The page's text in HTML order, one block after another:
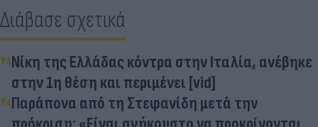
Διάβασε σχετικά
Νίκη της Ελλάδας κόντρα στην Ιταλία, ανέβηκε
στην 1η θέση και περιμένει [vid]
Παράπονα από τη Στεφανίδη μετά την